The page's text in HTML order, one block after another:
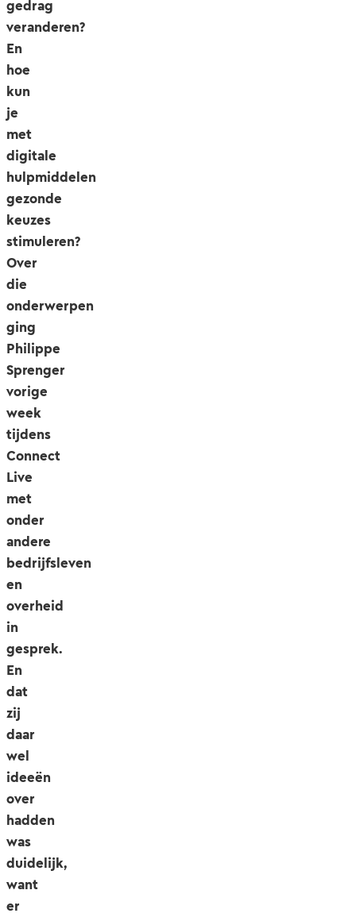
gedrag
veranderen?
En
hoe
kun
je
met
digitale
hulpmiddelen
gezonde
keuzes
stimuleren?
Over
die
onderwerpen
ging
Philippe
Sprenger
vorige
week
tijdens
Connect
Live
met
onder
andere
bedrijfsleven
en
overheid
in
gesprek.
En
dat
zij
daar
wel
ideeën
over
hadden
was
duidelijk,
want
er